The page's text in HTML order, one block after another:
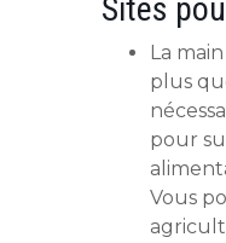
Sites
La
plus
pour
Vous